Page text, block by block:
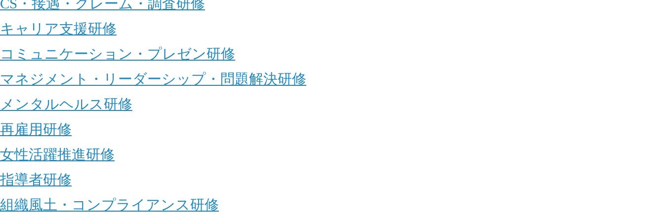
CS・接遇・クレーム・調査研修
キャリア支援研修
コミュニケーション・プレゼン研修
マネジメント・リーダーシップ・問題解決研修
メンタルヘルス研修
再雇用研修
女性活躍推進研修
指導者研修
組織風土・コンプライアンス研修